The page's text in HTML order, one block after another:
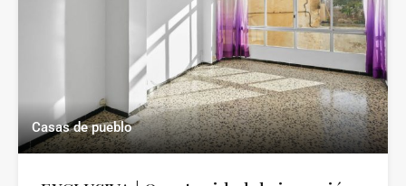
Casas de pueblo